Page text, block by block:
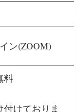
ン(ZOOM)
料
付けておりま